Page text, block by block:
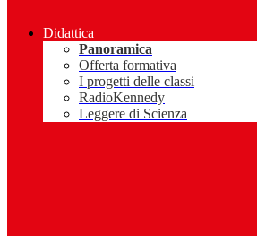
Didattica
Panoramica
Offerta formativa
I progetti delle classi
RadioKennedy
Leggere di Scienza